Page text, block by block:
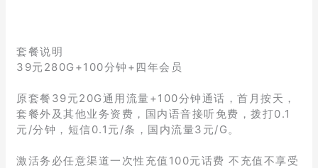
套餐说明
39元280G+100分钟+四年会员
原套餐39元20G通用流量+100分钟通话，首月按天，
套餐外及其他业务资费，国内语音接听免费，拨打0.1
元/分钟，短信0.1元/条，国内流量3元/G。
激活务必任意渠道一次性充值100元话费 不充值不享受